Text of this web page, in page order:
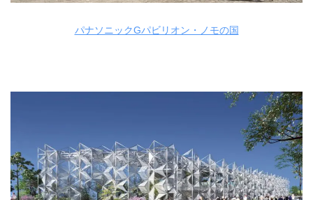
パナソニックGパビリオン・ノモの国